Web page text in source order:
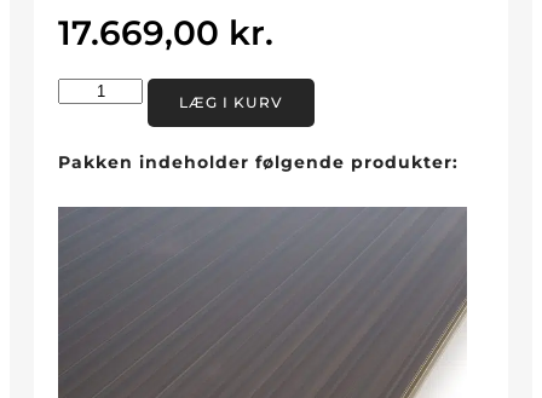
17.669,00 kr.
LÆG I KURV
Pakken indeholder følgende produkter: